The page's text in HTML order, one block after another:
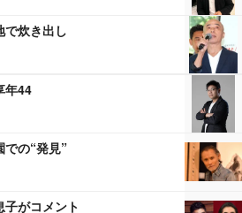
で炊き出し
年44
での“発見”
がコメント